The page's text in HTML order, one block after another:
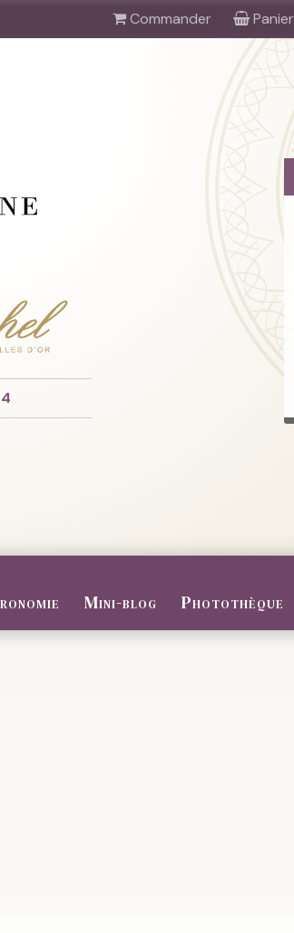
Commander Panier
Mini-blog Photothèque